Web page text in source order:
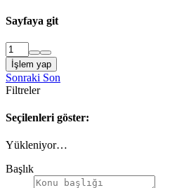
Sayfaya git
İşlem yap
Sonraki Son
Filtreler
Seçilenleri göster:
Yükleniyor…
Başlık